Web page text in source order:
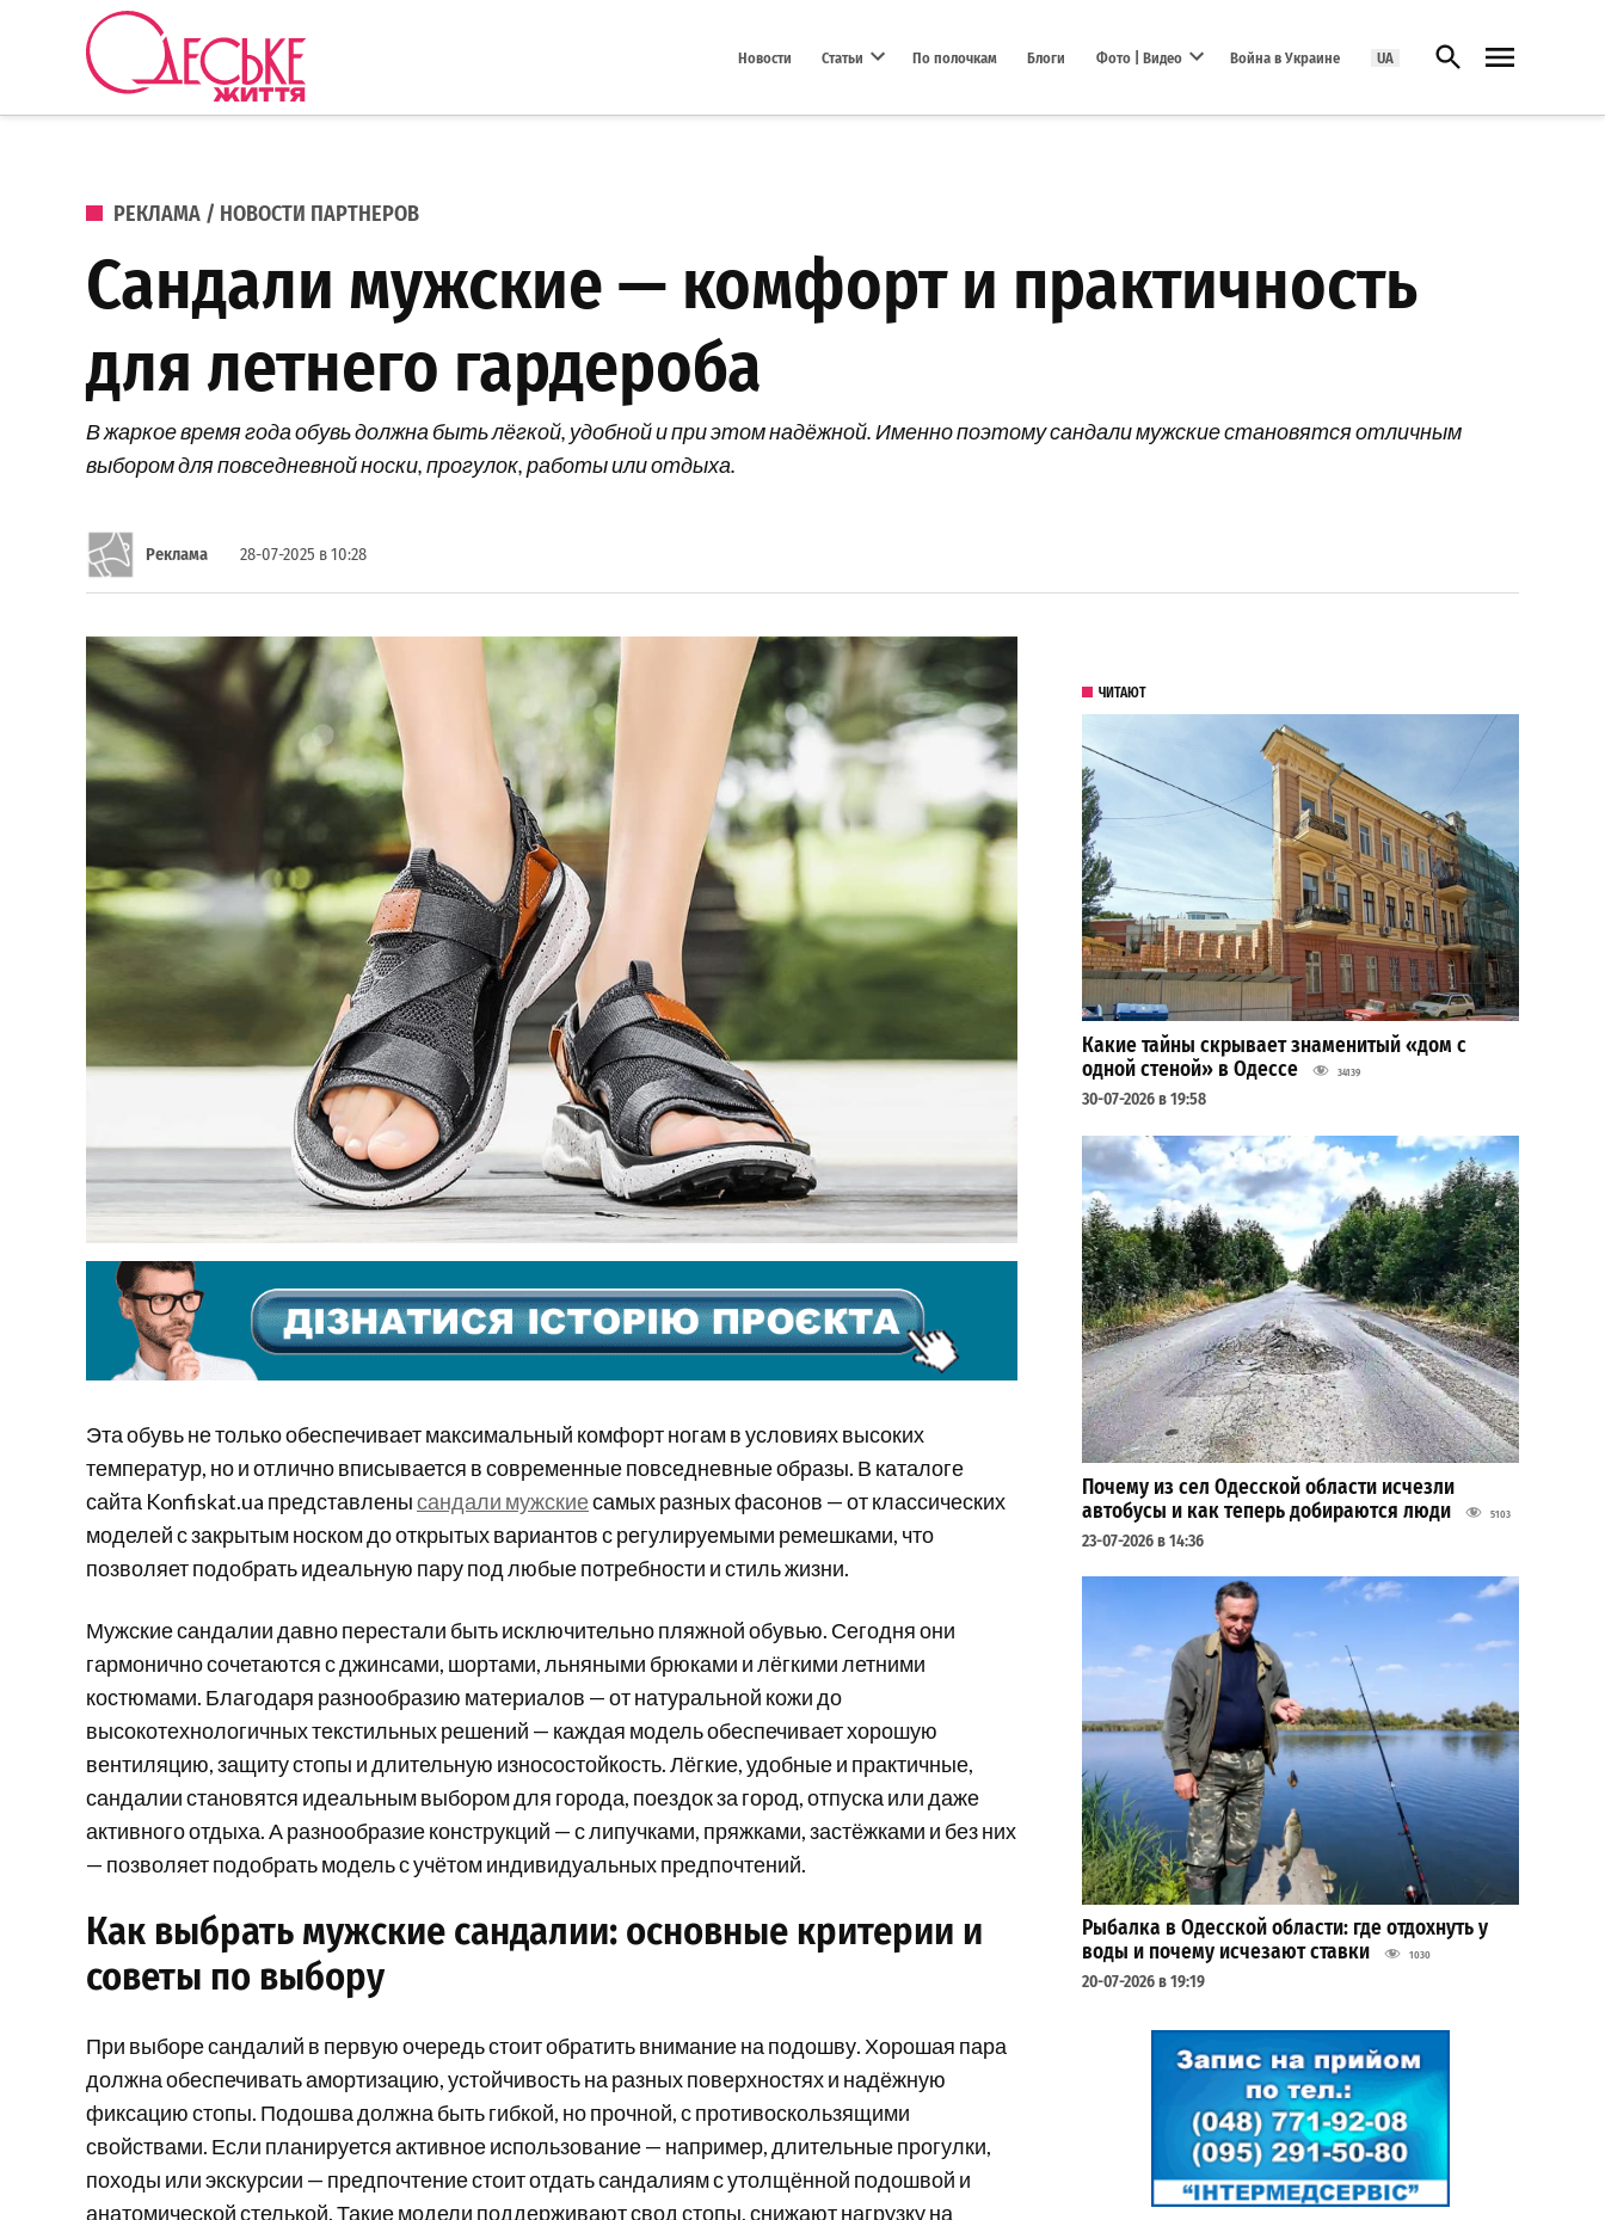
Перейти к содержанию
Новости Статьи По полочкам Блоги Фото | Видео Война в Украине UA Открыть поиск
ОПУБЛИКОВАНО В
РЕКЛАМА / НОВОСТИ ПАРТНЕРОВ
Сандали мужские — комфорт и практичность
для летнего гардероба
В жаркое время года обувь должна быть лёгкой, удобной и при этом надёжной. Именно поэтому сандали мужские становятся отличным
выбором для повседневной носки, прогулок, работы или отдыха.
Реклама 28-07-2025 в 10:28
Эта обувь не только обеспечивает максимальный комфорт ногам в условиях высоких
температур, но и отлично вписывается в современные повседневные образы. В каталоге
сайта Konfiskat.ua представленысандали мужскиесамых разных фасонов — от классических
моделей с закрытым носком до открытых вариантов с регулируемыми ремешками, что
позволяет подобрать идеальную пару под любые потребности и стиль жизни.
Мужские сандалии давно перестали быть исключительно пляжной обувью. Сегодня они
гармонично сочетаются с джинсами, шортами, льняными брюками и лёгкими летними
костюмами. Благодаря разнообразию материалов — от натуральной кожи до
высокотехнологичных текстильных решений — каждая модель обеспечивает хорошую
вентиляцию, защиту стопы и длительную износостойкость. Лёгкие, удобные и практичные,
сандалии становятся идеальным выбором для города, поездок за город, отпуска или даже
активного отдыха. А разнообразие конструкций — с липучками, пряжками, застёжками и без них
— позволяет подобрать модель с учётом индивидуальных предпочтений.
Как выбрать мужские сандалии: основные критерии и
советы по выбору
При выборе сандалий в первую очередь стоит обратить внимание на подошву. Хорошая пара
должна обеспечивать амортизацию, устойчивость на разных поверхностях и надёжную
фиксацию стопы. Подошва должна быть гибкой, но прочной, с противоскользящими
свойствами. Если планируется активное использование — например, длительные прогулки,
походы или экскурсии — предпочтение стоит отдать сандалиям с утолщённой подошвой и
анатомической стелькой. Такие модели поддерживают свод стопы, снижают нагрузку на
ЧИТАЮТ
Какие тайны скрывает знаменитый «дом с
одной стеной» в Одессе
34139
30-07-2026 в 19:58
Почему из сел Одесской области исчезли
автобусы и как теперь добираются люди
5103
23-07-2026 в 14:36
Рыбалка в Одесской области: где отдохнуть у
воды и почему исчезают ставки
1030
20-07-2026 в 19:19